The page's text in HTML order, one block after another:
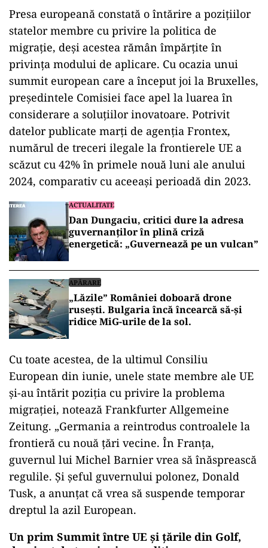
Presa europeană constată o întărire a pozițiilor
statelor membre cu privire la politica de
migrație, deși acestea rămân împărțite în
privința modului de aplicare. Cu ocazia unui
summit european care a început joi la Bruxelles,
președintele Comisiei face apel la luarea în
considerare a soluțiilor inovatoare. Potrivit
datelor publicate marți de agenția Frontex,
numărul de treceri ilegale la frontierele UE a
scăzut cu 42% în primele nouă luni ale anului
2024, comparativ cu aceeași perioadă din 2023.
ACTUALITATE
Dan Dungaciu, critici dure la adresa
guvernanților în plină criză
energetică: „Guvernează pe un vulcan”
APĂRARE
„Lăzile” României doboară drone
rusești. Bulgaria încă încearcă să-și
ridice MiG-urile de la sol.
Cu toate acestea, de la ultimul Consiliu
European din iunie, unele state membre ale UE
și-au întărit poziția cu privire la problema
migrației, notează Frankfurter Allgemeine
Zeitung. „Germania a reintrodus controalele la
frontieră cu nouă țări vecine. În Franța,
guvernul lui Michel Barnier vrea să înăsprească
regulile. Și șeful guvernului polonez, Donald
Tusk, a anunțat că vrea să suspende temporar
dreptul la azil European.
Un prim Summit între UE și țările din Golf,